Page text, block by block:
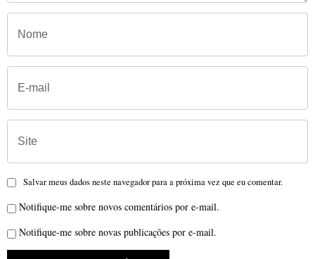
Salvar meus dados neste navegador para a próxima vez que eu comentar.
Notifique-me sobre novos comentários por e-mail.
Notifique-me sobre novas publicações por e-mail.